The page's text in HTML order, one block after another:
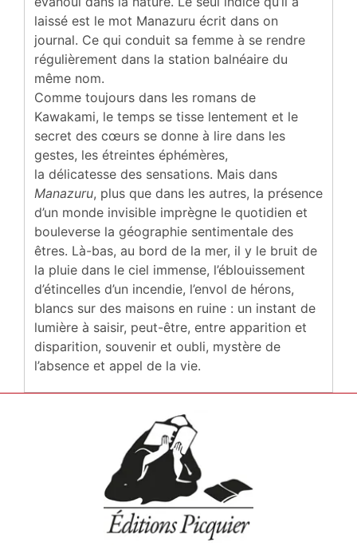
laissé est le mot Manazuru écrit dans on
journal. Ce qui conduit sa femme à se rendre
régulièrement dans la station balnéaire du
même nom.
Comme toujours dans les romans de
Kawakami, le temps se tisse lentement et le
secret des cœurs se donne à lire dans les
gestes, les étreintes éphémères,
la délicatesse des sensations. Mais dans
Manazuru, plus que dans les autres, la présence
d’un monde invisible imprègne le quotidien et
bouleverse la géographie sentimentale des
êtres. Là-bas, au bord de la mer, il y le bruit de
la pluie dans le ciel immense, l’éblouissement
d’étincelles d’un incendie, l’envol de hérons,
blancs sur des maisons en ruine : un instant de
lumière à saisir, peut-être, entre apparition et
disparition, souvenir et oubli, mystère de
l’absence et appel de la vie.